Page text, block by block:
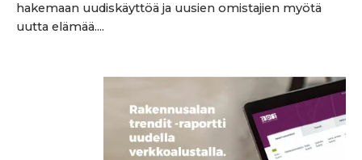
hakemaan uudiskäyttöä ja uusien omistajien myötä
uutta elämää....